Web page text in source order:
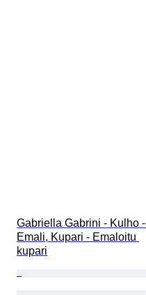
Gabriella Gabrini - Kulho -
Emali, Kupari - Emaloitu
kupari